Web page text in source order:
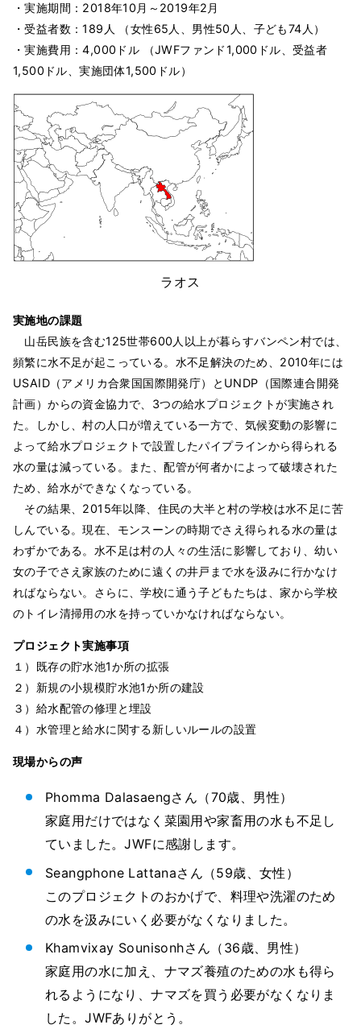
・実施期間：2018年10月～2019年2月
・受益者数：189人 （女性65人、男性50人、子ども74人）
・実施費用：4,000ドル （JWFファンド1,000ドル、受益者
1,500ドル、実施団体1,500ドル）
ラオス
実施地の課題
山岳民族を含む125世帯600人以上が暮らすバンペン村では、
頻繁に水不足が起こっている。水不足解決のため、2010年には
USAID（アメリカ合衆国国際開発庁）とUNDP（国際連合開発
計画）からの資金協力で、3つの給水プロジェクトが実施され
た。しかし、村の人口が増えている一方で、気候変動の影響に
よって給水プロジェクトで設置したパイプラインから得られる
水の量は減っている。また、配管が何者かによって破壊された
ため、給水ができなくなっている。
その結果、2015年以降、住民の大半と村の学校は水不足に苦
しんでいる。現在、モンスーンの時期でさえ得られる水の量は
わずかである。水不足は村の人々の生活に影響しており、幼い
女の子でさえ家族のために遠くの井戸まで水を汲みに行かなけ
ればならない。さらに、学校に通う子どもたちは、家から学校
のトイレ清掃用の水を持っていかなければならない。
プロジェクト実施事項
１）既存の貯水池1か所の拡張
２）新規の小規模貯水池1か所の建設
３）給水配管の修理と埋設
４）水管理と給水に関する新しいルールの設置
現場からの声
Phomma Dalasaengさん（70歳、男性）
家庭用だけではなく菜園用や家畜用の水も不足し
ていました。JWFに感謝します。
Seangphone Lattanaさん（59歳、女性）
このプロジェクトのおかげで、料理や洗濯のため
の水を汲みにいく必要がなくなりました。
Khamvixay Sounisonhさん（36歳、男性）
家庭用の水に加え、ナマズ養殖のための水も得ら
れるようになり、ナマズを買う必要がなくなりま
した。JWFありがとう。